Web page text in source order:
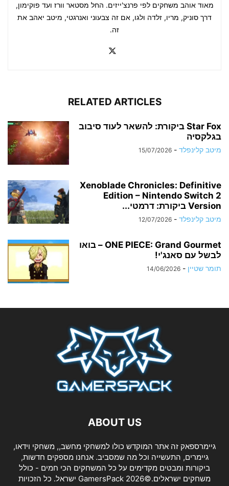
מאוד אוהב משחקים לפי פרנצ'ייזים. החל מסטאר וורז ועד פוקימון,
דרך סוניק, מריו, זלדה ולגו, אם זה צבעוני ואנרגטי, מיטב יאהב את
זה.
RELATED ARTICLES
Star Fox ביקורת: להשאר לעוד סיבוב
בגלקסיה
מיטב קלינפלד -
15/07/2026
Xenoblade Chronicles: Definitive
Edition – Nintendo Switch 2
Version ביקורת: דרמטי...
מיטב קלינפלד -
12/07/2026
ONE PIECE: Grand Gourmet – בואו
לבשל עם סאנג'י!
תומר שטיין -
14/06/2026
ABOUT US
גיימרספאק זה אתר המוקדש כולו למשחקי מחשב,, משחקי וידאו,
גיימרים, התעשייה וכל מה שמסביב. אנחנו מספקים חדשות,
ביקורות ומבטים מקדימים על כל המשחקים הכי חמים - כולל
משחקים ישראלים.©2026 GamersPack ישראל. כל הזכויות